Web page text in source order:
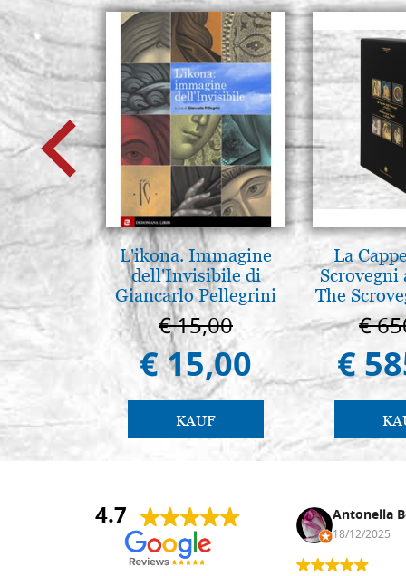
L'ikona. Immagine
dell'Invisibile di
Giancarlo Pellegrini
€ 15,00
€ 15,00
KAUF
La
Scrovegni
The
in
€
€
4.7
Anna Maria Negri Antonella
18/12/2025